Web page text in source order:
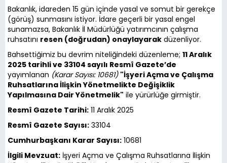
Bakanlık, idareden 15 gün içinde yasal ve somut bir gerekçe
(görüş) sunmasını istiyor. İdare geçerli bir yasal engel
sunamazsa, Bakanlık İl Müdürlüğü yatırımcının çalışma
ruhsatını resen (doğrudan) onaylayarak düzenliyor.
Bahsettiğimiz bu devrim niteliğindeki düzenleme; 11 Aralık
2025 tarihli ve 33104 sayılı Resmî Gazete’de
yayımlanan (Karar Sayısı: 10681) "İşyeri Açma ve Çalışma
Ruhsatlarına İlişkin Yönetmelikte Değişiklik
Yapılmasına Dair Yönetmelik" ile yürürlüğe girmiştir.
Resmî Gazete Tarihi: 11 Aralık 2025
Resmî Gazete Sayısı: 33104
Cumhurbaşkanı Karar Sayısı: 10681
İlgili Mevzuat: İşyeri Açma ve Çalışma Ruhsatlarına İlişkin